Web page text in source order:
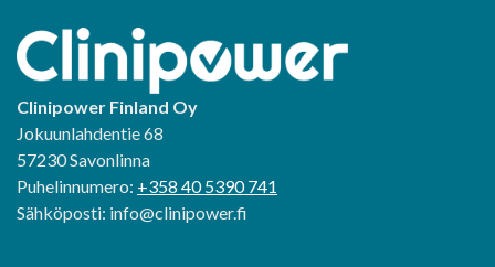
Clinipower Finland Oy
Jokuunlahdentie 68
57230 Savonlinna
Puhelinnumero: +358 40 5390 741
Sähköposti: info@clinipower.fi